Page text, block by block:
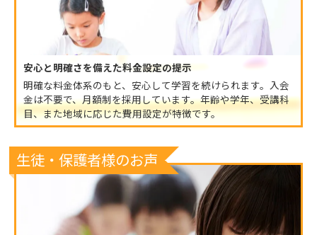
安心と明確さを備えた料金設定の提示
明確な料金体系のもと、安心して学習を続けられます。入会
金は不要で、月額制を採用しています。年齢や学年、受講科
目、また地域に応じた費用設定が特徴です。
生徒・保護者様のお声